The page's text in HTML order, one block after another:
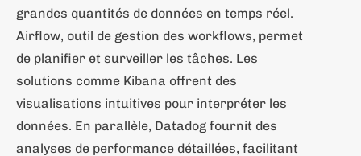
grandes quantités de données en temps réel.
Airflow, outil de gestion des workflows, permet
de planifier et surveiller les tâches. Les
solutions comme Kibana offrent des
visualisations intuitives pour interpréter les
données. En parallèle, Datadog fournit des
analyses de performance détaillées, facilitant